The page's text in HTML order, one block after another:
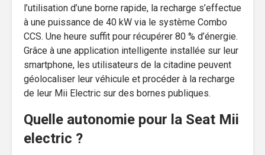
l’utilisation d’une borne rapide, la recharge s’effectue
à une puissance de 40 kW via le système Combo
CCS. Une heure suffit pour récupérer 80 % d’énergie.
Grâce à une application intelligente installée sur leur
smartphone, les utilisateurs de la citadine peuvent
géolocaliser leur véhicule et procéder à la recharge
de leur Mii Electric sur des bornes publiques.
Quelle autonomie pour la Seat Mii
electric ?